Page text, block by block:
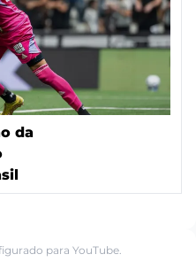
da
para YouTube.